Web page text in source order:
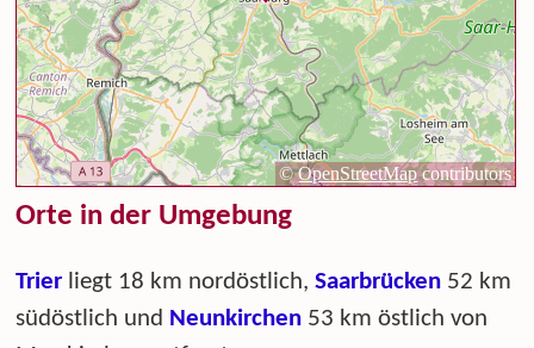
Orte in der Umgebung
Trier liegt 18 km nordöstlich,Saarbrücken 52 km
südöstlich und Neunkirchen 53 km östlich von